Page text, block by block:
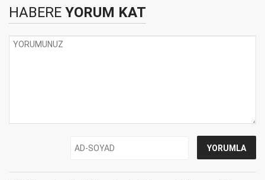
HABERE YORUM KAT